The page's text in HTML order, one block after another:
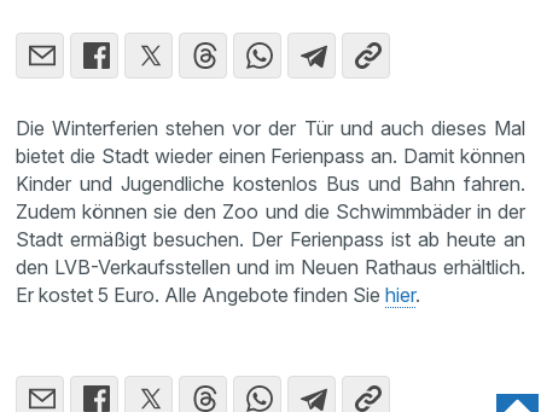
Die Winterferien stehen vor der Tür und auch dieses Mal
bietet die Stadt wieder einen Ferienpass an. Damit können
Kinder und Jugendliche kostenlos Bus und Bahn fahren.
Zudem können sie den Zoo und die Schwimmbäder in der
Stadt ermäßigt besuchen. Der Ferienpass ist ab heute an
den LVB-Verkaufsstellen und im Neuen Rathaus erhältlich.
Er kostet 5 Euro. Alle Angebote finden Siehier.